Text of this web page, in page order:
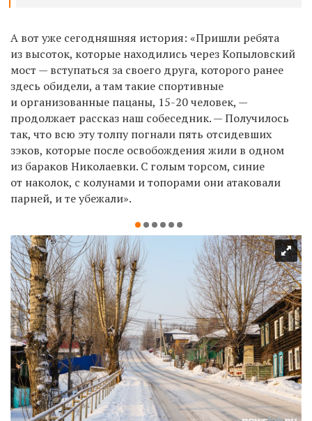
А вот уже сегодняшняя история: «Пришли ребята
из высоток, которые находились через Копыловский
мост — вступаться за своего друга, которого ранее
здесь обидели, а там такие спортивные
и организованные пацаны, 15-20 человек, —
продолжает рассказ наш собеседник. — Получилось
так, что всю эту толпу погнали пять отсидевших
зэков, которые после освобождения жили в одном
из бараков Николаевки. С голым торсом, синие
от наколок, с колунами и топорами они атаковали
парней, и те убежали».